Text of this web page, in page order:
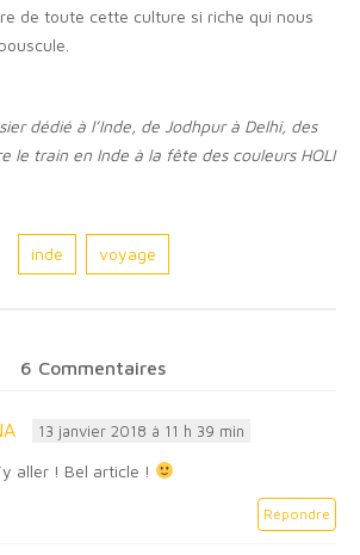
de toute cette culture si riche qui nous
dédié à l’Inde, de Jodhpur à Delhi, des
le train en Inde à la fête des couleurs HOLI
inde voyage
6 Commentaires
13 janvier 2018 à 11 h 39 min
aller ! Bel article !
Répondre